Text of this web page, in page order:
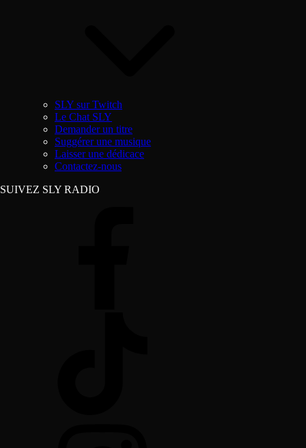
SLY sur Twitch
Le Chat SLY
Demander un titre
Suggérer une musique
Laisser une dédicace
Contactez-nous
SUIVEZ SLY RADIO